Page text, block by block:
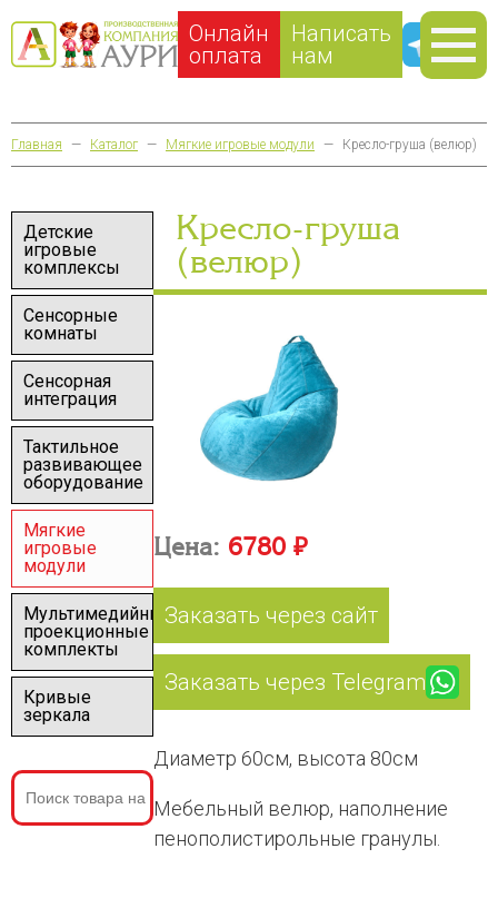
Онлайн
оплата
Написать
нам
Главная — Каталог — Мягкие игровые модули — Кресло-груша (велюр)
Детские
игровые
комплексы
Сенсорные
комнаты
Сенсорная
интеграция
Тактильное
развивающее
оборудование
Мягкие
игровые
модули
Мультимедийные
проекционные
комплекты
Кривые
зеркала
Кресло-груша
(велюр)
Цена: 6780 ₽
Заказать через сайт
Заказать через Telegram
Диаметр 60см, высота 80см
Мебельный велюр, наполнение
пенополистирольные гранулы.